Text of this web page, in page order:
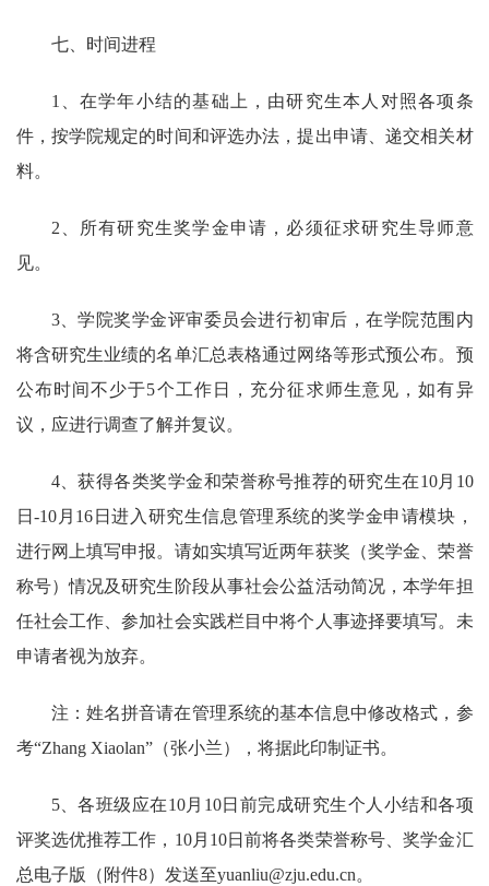
七、时间进程
1
、在学年小结的基础上，由研究生本人对照各项条
件，按学院规定的时间和评选办法，提出申请、递交相关材
料。
2 、所有研究生奖学金申请，必须征求研究生导师意
见。
3、学院奖学金评审委员会进行初审后，在学院范围内
将含研究生业绩的名单汇总表格通过网络等形式预公布。预
公布时间不少于5个工作日，充分征求师生意见，如有异
议，应进行调查了解并复议。
4、获得各类奖学金和荣誉称号推荐的研究生在10月 10
日-10 月 16 日进入研究生信息管理系统的奖学金申请模块，
进行网上填写申报。请如实填写近两年获奖（奖学金、荣誉
称号）情况及研究生阶段从事社会公益活动简况，本学年担
任社会工作、参加社会实践栏目中将个人事迹择要填写。未
申请者视为放弃。
注：姓名拼音请在管理系统的基本信息中修改格式，参
考“Zhang Xiaolan”（张小兰），将据此印制证书。
5、各班级应在10月 10日前完成研究生个人小结和各项
评奖选优推荐工作， 10月 10日前将各类荣誉称号、奖学金汇
总电子版（附件8）发送至yuanliu@zju.edu.cn。